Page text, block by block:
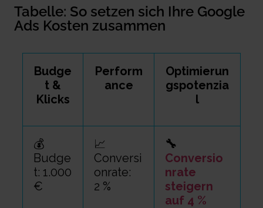
Tabelle: So setzen sich Ihre Google
Ads Kosten zusammen
Budge
t &
Klicks
Perform
ance
Optimierun
gspotenzia
l
💰
Budge
t: 1.000
€
📈
Conversi
onrate:
2 %
🔧
Conversio
nrate
steigern
auf 4 %